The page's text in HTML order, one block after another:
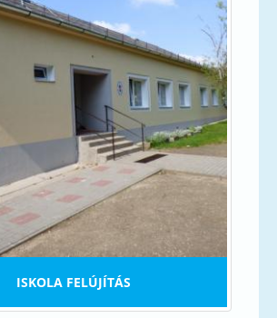
ISKOLA FELÚJÍTÁS